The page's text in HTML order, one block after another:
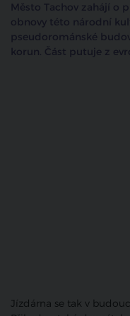
Město Tachov zahájí o
obnovy této národní
pseudorománské
korun. Část putuje z
Jízdárna se tak v